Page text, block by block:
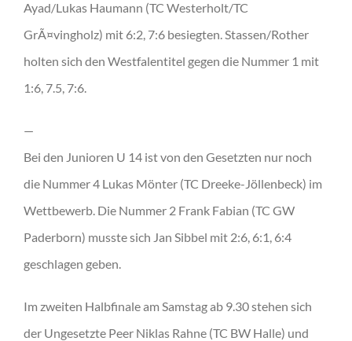
Ayad/Lukas Haumann (TC Westerholt/TC
GrÃ¤vingholz) mit 6:2, 7:6 besiegten. Stassen/Rother
holten sich den Westfalentitel gegen die Nummer 1 mit
1:6, 7.5, 7:6.
—
Bei den Junioren U 14 ist von den Gesetzten nur noch
die Nummer 4 Lukas Mönter (TC Dreeke-Jöllenbeck) im
Wettbewerb. Die Nummer 2 Frank Fabian (TC GW
Paderborn) musste sich Jan Sibbel mit 2:6, 6:1, 6:4
geschlagen geben.
Im zweiten Halbfinale am Samstag ab 9.30 stehen sich
der Ungesetzte Peer Niklas Rahne (TC BW Halle) und